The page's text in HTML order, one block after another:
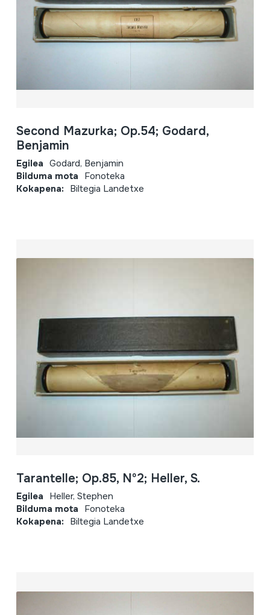
Second Mazurka; Op.54; Godard,
Benjamin
Egilea Godard, Benjamin
Bilduma mota Fonoteka
Kokapena: Biltegia Landetxe
Tarantelle; Op.85, Nº2; Heller, S.
Egilea Heller, Stephen
Bilduma mota Fonoteka
Kokapena: Biltegia Landetxe